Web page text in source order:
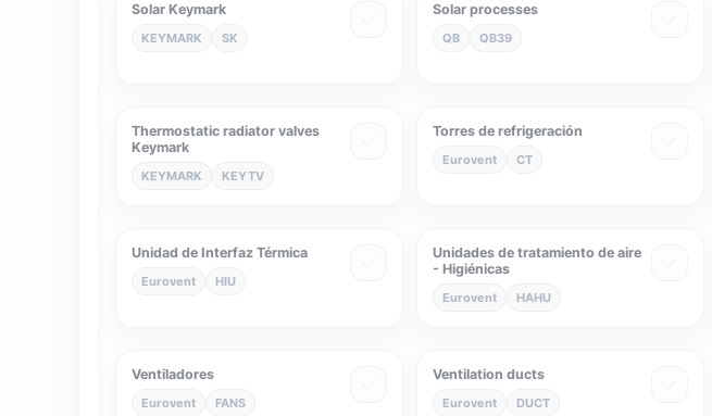
Solar Keymark
KEYMARK SK
Solar processes
QB QB39
Thermostatic radiator valves
Keymark
KEYMARK KEYTV
Torres de refrigeración
Eurovent CT
Unidad de Interfaz Térmica
Eurovent HIU
Unidades de tratamiento de aire
- Higiénicas
Eurovent HAHU
Ventiladores
Eurovent FANS
Ventilation ducts
Eurovent DUCT